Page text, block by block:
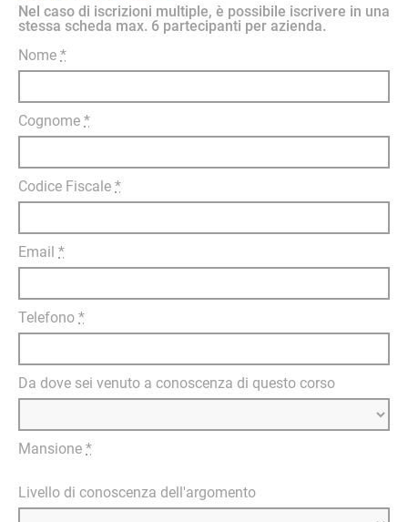
Nel caso di iscrizioni multiple, è possibile iscrivere in una
stessa scheda max. 6 partecipanti per azienda.
Nome *
Cognome *
Codice Fiscale *
Email *
Telefono *
Da dove sei venuto a conoscenza di questo corso
Mansione *
Livello di conoscenza dell'argomento